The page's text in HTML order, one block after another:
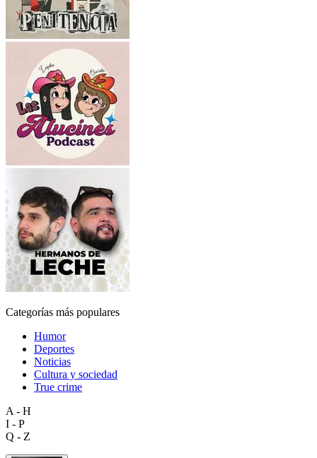
Categorías más populares
Humor
Deportes
Noticias
Cultura y sociedad
True crime
A - H
I - P
Q - Z